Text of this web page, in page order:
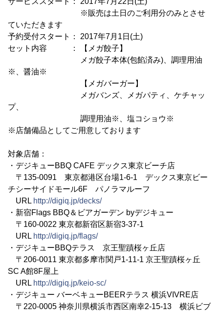
※販売は土日のご利用分のみとさせ
ていただきます
予約受付スタート： 2017年7月1日(土)
セット内容 ： 【メガ餃子】
メガ餃子本体(包餡済み)、調理用油
※、醤油※
【メガバーガー】
メガバンズ、メガパティ、ケチャッ
プ、
調理用油※、塩コショウ※
※店舗備品としてご用意しております
対象店舗：
・デジキューBBQ CAFE デックス東京ビーチ店
〒135-0091 東京都港区台場1-6-1 デックス東京ビー
チシーサイドモール6F パノラマルーフ
URL http://digiq.jp/decks/
・新宿Flags BBQ＆ビアガーデン byデジキュー
〒160-0022 東京都新宿区新宿3-37-1
URL http://digiq.jp/flags/
・デジキューBBQテラス 京王聖蹟桜ヶ丘店
〒206-0011 東京都多摩市関戸1-11-1 京王聖蹟桜ヶ丘
SC A館8F屋上
URL http://digiq.jp/keio-sc/
・デジキュー バーベキューBEERテラス 横浜VIVRE店
〒220-0005 神奈川県横浜市西区南幸2-15-13 横浜ビブ